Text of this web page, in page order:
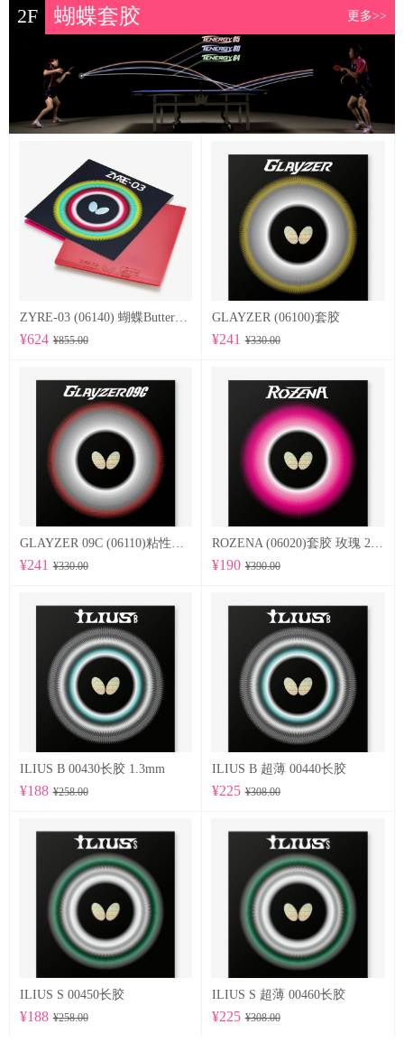
2F 蝴蝶套胶 更多>>
ZYRE-03 (06140) 蝴蝶Butterfly 专业反胶套胶
¥624 ¥855.00
GLAYZER (06100)套胶
¥241 ¥330.00
GLAYZER 09C (06110)粘性套胶
¥241 ¥330.00
ROZENA (06020)套胶 玫瑰 2.1mm
¥190 ¥390.00
ILIUS B 00430长胶 1.3mm
¥188 ¥258.00
ILIUS B 超薄 00440长胶
¥225 ¥308.00
ILIUS S 00450长胶
¥188 ¥258.00
ILIUS S 超薄 00460长胶
¥225 ¥308.00